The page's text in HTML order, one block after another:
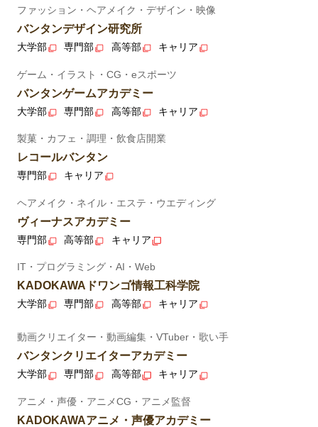
ファッション・ヘアメイク・デザイン・映像
バンタンデザイン研究所
大学部 専門部 高等部 キャリア
ゲーム・イラスト・CG・eスポーツ
バンタンゲームアカデミー
大学部 専門部 高等部 キャリア
製菓・カフェ・調理・飲食店開業
レコールバンタン
専門部 キャリア
ヘアメイク・ネイル・エステ・ウエディング
ヴィーナスアカデミー
専門部 高等部 キャリア
IT・プログラミング・AI・Web
KADOKAWAドワンゴ情報工科学院
大学部 専門部 高等部 キャリア
動画クリエイター・動画編集・VTuber・歌い手
バンタンクリエイターアカデミー
大学部 専門部 高等部 キャリア
アニメ・声優・アニメCG・アニメ監督
KADOKAWAアニメ・声優アカデミー